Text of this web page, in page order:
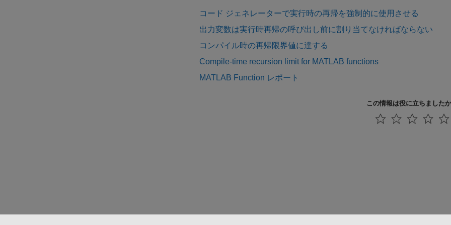
コード ジェネレーターで実行時の再帰を強制的に使用させる
出力変数は実行時再帰の呼び出し前に割り当てなければならない
コンパイル時の再帰限界値に達する
Compile-time recursion limit for MATLAB functions
MATLAB Function レポート
この情報は役に立ちました